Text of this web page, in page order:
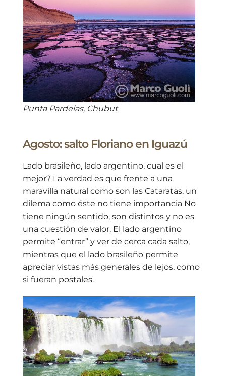
Punta Pardelas, Chubut
Agosto: salto Floriano en Iguazú
Lado brasileño, lado argentino, cual es el
mejor? La verdad es que frente a una
maravilla natural como son las Cataratas, un
dilema como éste no tiene importancia No
tiene ningún sentido, son distintos y no es
una cuestión de valor. El lado argentino
permite “entrar” y ver de cerca cada salto,
mientras que el lado brasileño permite
apreciar vistas más generales de lejos, como
si fueran postales.